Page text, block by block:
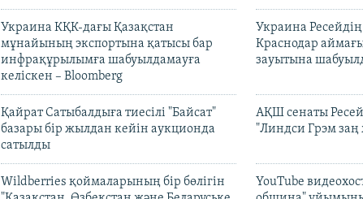
Украина КҚК-дағы Қазақстан
мұнайының экспортына қатысы бар
инфрақұрылымға шабуылдамауға
келіскен – Bloomberg
Украина
Краснодар
зауытына
Қайрат Сатыбалдыға тиесілі "Байсат"
базары бір жылдан кейін аукционда
сатылды
АҚШ сенаты
"Линдси Грэм
Wildberries қоймаларының бір бөлігін
YouTube